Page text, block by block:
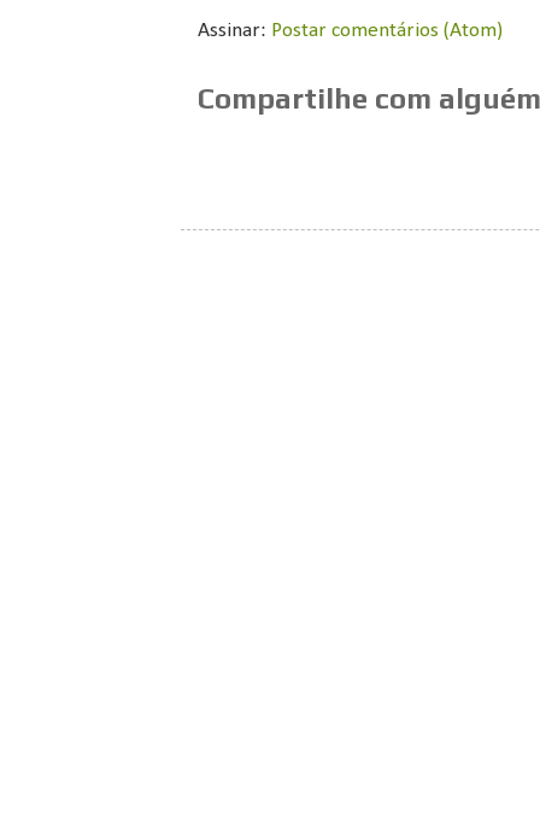
Assinar: Postar comentários (Atom)
Compartilhe com